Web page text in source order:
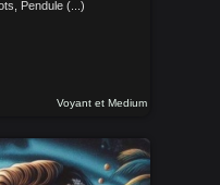
Pendule (...)
Voyant et Medium